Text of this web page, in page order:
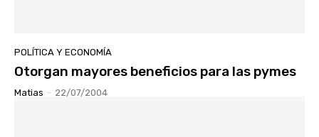
POLÍTICA Y ECONOMÍA
Otorgan mayores beneficios para las pymes
Matias - 22/07/2004